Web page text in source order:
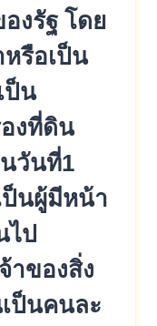
งรัฐ โดย
รือเป็น
ป็น
งที่ดิน
วันที่1
ป็นผู้มีหน้า
ไป
าของสิ่ง
ป็นคนละ